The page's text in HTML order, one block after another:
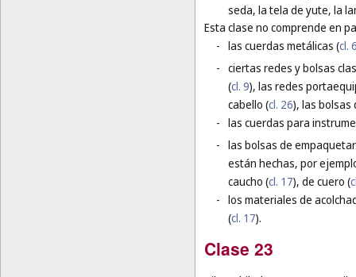
seda, la tela de yute, la
Esta clase no comprende en
- las cuerdas metálicas (cl.
- ciertas redes y bolsas
(cl. 9), las redes
cabello (cl. 26), las bolsas
- las cuerdas para
- las bolsas de
están hechas, por
caucho (cl. 17), de cuero (
- los materiales de
(cl. 17).
Clase 23